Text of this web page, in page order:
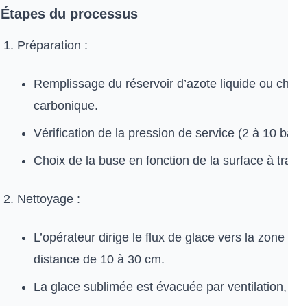
Étapes du processus
Préparation :
Remplissage du réservoir d’azote liquide ou
carbonique.
Vérification de la pression de service (2 à 10
Choix de la buse en fonction de la surface à
Nettoyage :
L’opérateur dirige le flux de glace vers la
distance de 10 à 30 cm.
La glace sublimée est évacuée par